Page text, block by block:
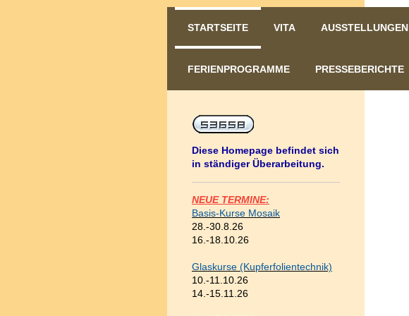
STARTSEITE VITA AUSSTELLUNGEN
FERIENPROGRAMME PRESSEBERICHTE
Diese Homepage befindet sich
in ständiger Überarbeitung.
NEUE TERMINE:
Basis-Kurse Mosaik
28.-30.8.26
16.-18.10.26
Glaskurse (Kupferfolientechnik)
10.-11.10.26
14.-15.11.26